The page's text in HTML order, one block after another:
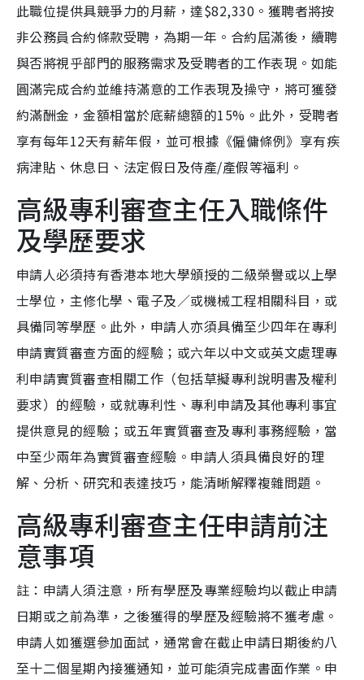
此職位提供具競爭力的月薪，達$82,330。獲聘者將按
非公務員合約條款受聘，為期一年。合約屆滿後，續聘
與否將視乎部門的服務需求及受聘者的工作表現。如能
圓滿完成合約並維持滿意的工作表現及操守，將可獲發
約滿酬金，金額相當於底薪總額的15%。此外，受聘者
享有每年12天有薪年假，並可根據《僱傭條例》享有疾
病津貼、休息日、法定假日及侍產/產假等福利。
高級專利審查主任入職條件
及學歷要求
申請人必須持有香港本地大學頒授的二級榮譽或以上學
士學位，主修化學、電子及／或機械工程相關科目，或
具備同等學歷。此外，申請人亦須具備至少四年在專利
申請實質審查方面的經驗；或六年以中文或英文處理專
利申請實質審查相關工作（包括草擬專利說明書及權利
要求）的經驗，或就專利性、專利申請及其他專利事宜
提供意見的經驗；或五年實質審查及專利事務經驗，當
中至少兩年為實質審查經驗。申請人須具備良好的理
解、分析、研究和表達技巧，能清晰解釋複雜問題。
高級專利審查主任申請前注
意事項
註：申請人須注意，所有學歷及專業經驗均以截止申請
日期或之前為準，之後獲得的學歷及經驗將不獲考慮。
申請人如獲選參加面試，通常會在截止申請日期後約八
至十二個星期內接獲通知，並可能須完成書面作業。申